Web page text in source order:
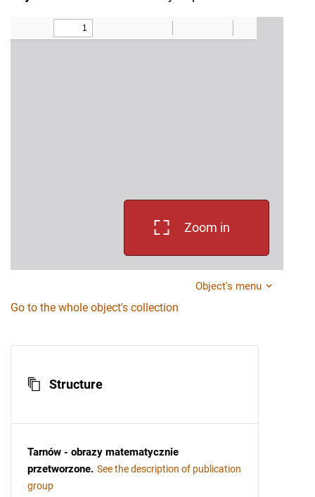
Zoom in
Object's menu
Go to the whole object's collection
Structure
Tarnów - obrazy matematycznie
przetworzone. See the description of publication
group